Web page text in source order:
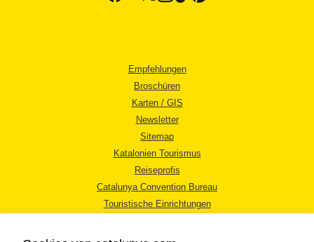
Empfehlungen
Broschüren
Karten / GIS
Newsletter
Sitemap
Katalonien Tourismus
Reiseprofis
Catalunya Convention Bureau
Touristische Einrichtungen